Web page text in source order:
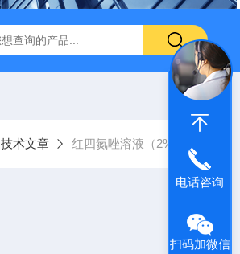
技术文章 红四氮唑溶液（2%）
电话咨询
扫码加微信